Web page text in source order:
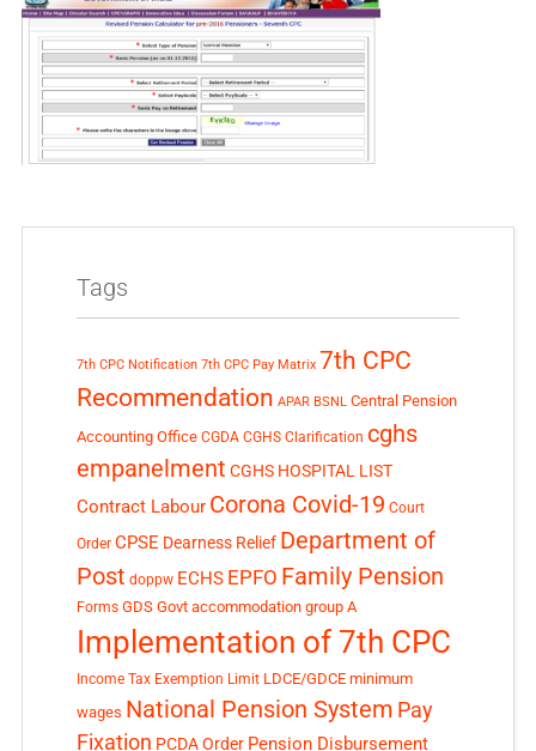
Tags
7th CPC Notification 7th CPC Pay Matrix 7th CPC
Recommendation APAR BSNL Central Pension
Accounting Office CGDA CGHS Clarification cghs
empanelment CGHS HOSPITAL LIST
Contract Labour Corona Covid-19 Court
Order CPSE Dearness Relief Department of
Post doppw ECHS EPFO Family Pension
Forms GDS Govt accommodation group A
Implementation of 7th CPC
Income Tax Exemption Limit LDCE/GDCE minimum
wages National Pension System Pay
Fixation PCDA Order Pension Disbursement